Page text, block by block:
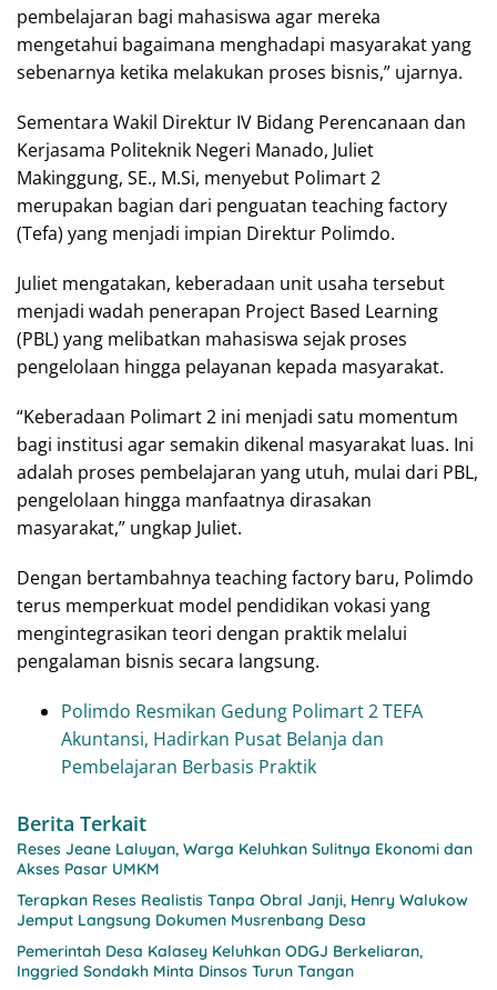
pembelajaran bagi mahasiswa agar mereka
mengetahui bagaimana menghadapi masyarakat yang
sebenarnya ketika melakukan proses bisnis,” ujarnya.
Sementara Wakil Direktur IV Bidang Perencanaan dan
Kerjasama Politeknik Negeri Manado, Juliet
Makinggung, SE., M.Si, menyebut Polimart 2
merupakan bagian dari penguatan teaching factory
(Tefa) yang menjadi impian Direktur Polimdo.
Juliet mengatakan, keberadaan unit usaha tersebut
menjadi wadah penerapan Project Based Learning
(PBL) yang melibatkan mahasiswa sejak proses
pengelolaan hingga pelayanan kepada masyarakat.
“Keberadaan Polimart 2 ini menjadi satu momentum
bagi institusi agar semakin dikenal masyarakat luas. Ini
adalah proses pembelajaran yang utuh, mulai dari PBL,
pengelolaan hingga manfaatnya dirasakan
masyarakat,” ungkap Juliet.
Dengan bertambahnya teaching factory baru, Polimdo
terus memperkuat model pendidikan vokasi yang
mengintegrasikan teori dengan praktik melalui
pengalaman bisnis secara langsung.
Polimdo Resmikan Gedung Polimart 2 TEFA
Akuntansi, Hadirkan Pusat Belanja dan
Pembelajaran Berbasis Praktik
Berita Terkait
Reses Jeane Laluyan, Warga Keluhkan Sulitnya Ekonomi dan
Akses Pasar UMKM
Terapkan Reses Realistis Tanpa Obral Janji, Henry Walukow
Jemput Langsung Dokumen Musrenbang Desa
Pemerintah Desa Kalasey Keluhkan ODGJ Berkeliaran,
Inggried Sondakh Minta Dinsos Turun Tangan